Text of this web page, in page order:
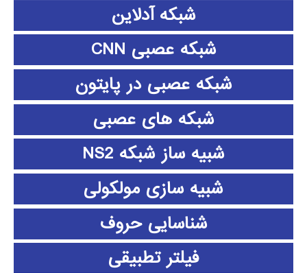
شبکه آدلاین
شبکه عصبی CNN
شبکه عصبی در پایتون
شبکه های عصبی
شبیه ساز شبکه NS2
شبیه سازی مولکولی
شناسایی حروف
فیلتر تطبیقی